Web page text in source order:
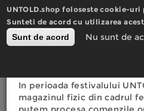
UNTOLD.shop foloseste cookie-
Sunteti de acord cu utilizarea
Sunt de acord Nu sunt de
Mergi
la
conţinutul
principal
0
Eşti
Acasa | Blog | Cele mai mari
Actualizare
In perioada festivalului
magazinul fizic din cadrul